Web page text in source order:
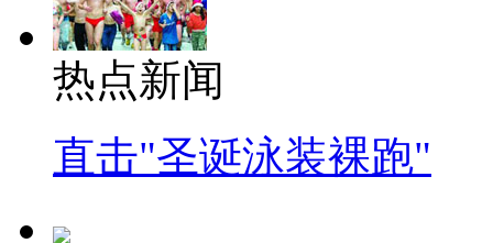
热点新闻
直击"圣诞泳装裸跑"